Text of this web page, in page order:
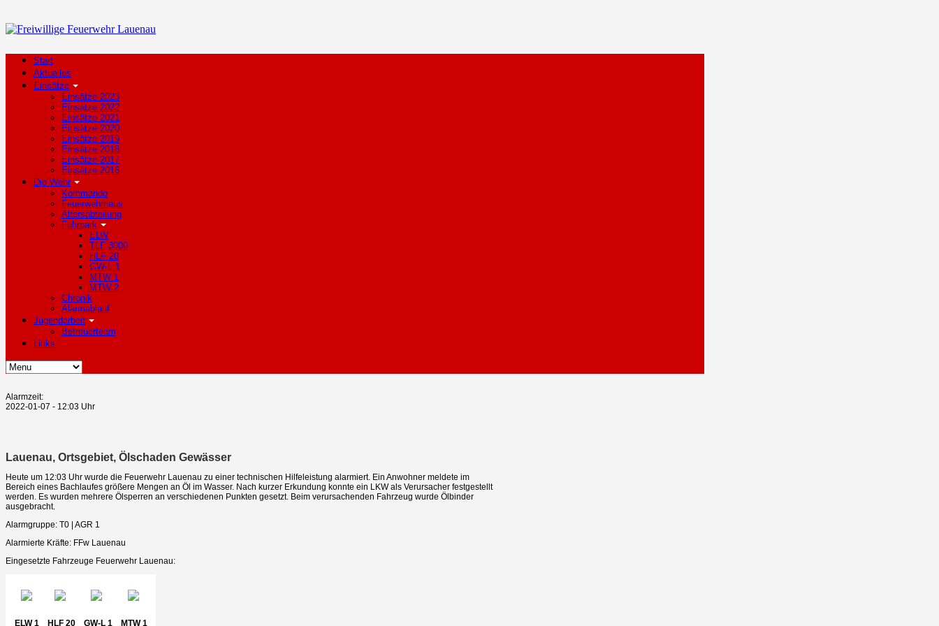
Start
Aktuelles
Einsätze
Einsätze 2023
Einsätze 2022
Einsätze 2021
Einsätze 2020
Einsätze 2019
Einsätze 2018
Einsätze 2017
Einsätze 2016
Die Wehr
Kommando
Feuerwehrhaus
Altersabteilung
Fuhrpark
ELW
TLF 3000
HLF 20
GW-L 1
MTW 1
MTW 2
Chronik
Alarmablauf
Jugendarbeit
Betreuerteam
Links
Alarmzeit:
2022-01-07 - 12:03 Uhr
Lauenau, Ortsgebiet, Ölschaden Gewässer
Heute um 12:03 Uhr wurde die Feuerwehr Lauenau zu einer technischen Hilfeleistung alarmiert. Ein Anwohner meldete im
Bereich eines Bachlaufes größere Mengen an Öl im Wasser. Nach kurzer Erkundung konnte ein LKW als Verursacher festgestellt
werden. Es wurden mehrere Ölsperren an verschiedenen Punkten gesetzt. Beim verursachenden Fahrzeug wurde Ölbinder
ausgebracht.
Alarmgruppe: T0 | AGR 1
Alarmierte Kräfte: FFw Lauenau
Eingesetzte Fahrzeuge Feuerwehr Lauenau:
ELW 1 HLF 20 GW-L 1 MTW 1